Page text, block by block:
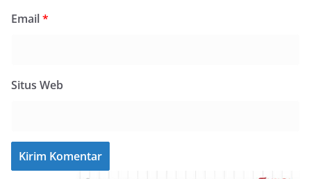
Email*
Situs Web